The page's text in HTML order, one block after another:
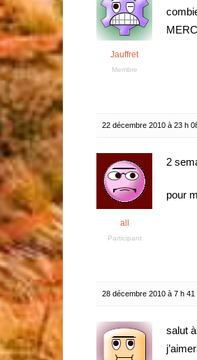
Jauffret
Membre
22 décembre 2010 à 23 h
all
Participant
2
pour
28 décembre 2010 à 7 h 41
salut